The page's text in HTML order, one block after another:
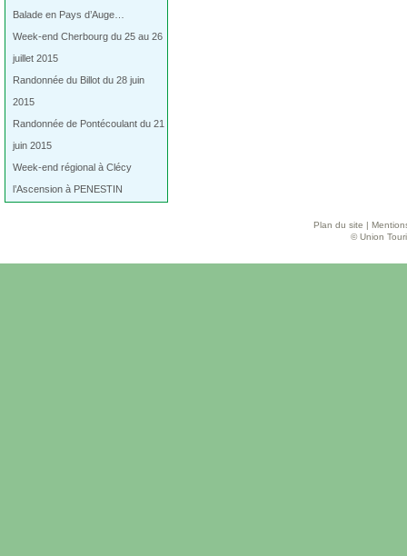
Balade en Pays d’Auge…
Week-end Cherbourg du 25 au 26
juillet 2015
Randonnée du Billot du 28 juin
2015
Randonnée de Pontécoulant du 21
juin 2015
Week-end régional à Clécy
l’Ascension à PENESTIN
Plan du site
© Union